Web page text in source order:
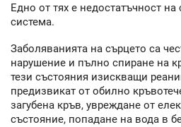
Едно от тях е недостатъчност
система.
Заболяванията на сърцето са
нарушение и пълно спиране на
тези състояния изискващи
предизвикат от обилно
загубена кръв, увреждане от
състояние, попадане на вода в